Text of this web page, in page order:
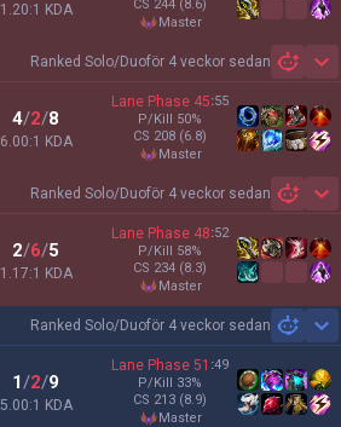
1.20:1 KDA
CS 244 (8.6)
master
Ranked Solo/Duoför 4 veckor sedan
4/2/8
6.00:1 KDA
Lane Phase 45:55
P/Kill 50%
CS 208 (6.8)
master
Ranked Solo/Duoför 4 veckor sedan
2/6/5
1.17:1 KDA
Lane Phase 48:52
P/Kill 58%
CS 234 (8.3)
master
Ranked Solo/Duoför 4 veckor sedan
1/2/9
5.00:1 KDA
Lane Phase 51 :49
P/Kill 33%
CS 213 (8.9)
master